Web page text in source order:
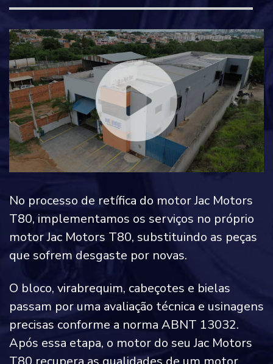
No processo de retífica do motor Jac Motors
T80, implementamos os serviços no próprio
motor Jac Motors T80, substituindo as peças
que sofrem desgaste por novas.
O bloco, virabrequim, cabeçotes e bielas
passam por uma avaliação técnica e usinagens
precisas conforme a norma ABNT 13032.
Após essa etapa, o motor do seu Jac Motors